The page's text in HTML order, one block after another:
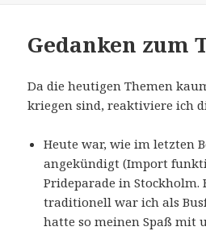
Gedanken zum
Da die heutigen Themen
kriegen sind, reaktiviere ich
Heute war, wie im letzten
angekündigt (Import
Prideparade in Stockholm.
traditionell war ich als
hatte so meinen Spaß mit